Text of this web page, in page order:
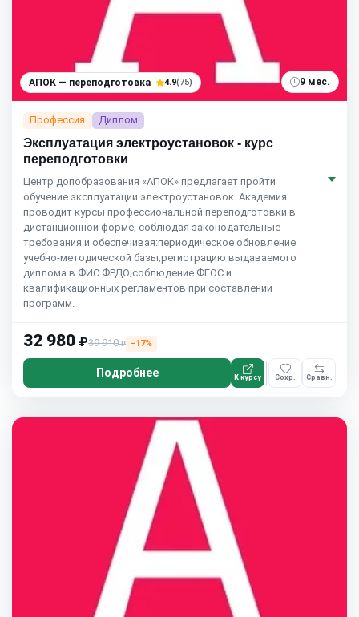
АПОК — переподготовка 4.9(75) 9 мес.
Профессия Диплом
Эксплуатация электроустановок - курс
переподготовки
Центр допобразования «АПОК» предлагает пройти
обучение эксплуатации электроустановок. Академия
проводит курсы профессиональной переподготовки в
дистанционной форме, соблюдая законодательные
требования и обеспечивая:периодическое обновление
учебно-методической базы;регистрацию выдаваемого
диплома в ФИС ФРДО;соблюдение ФГОС и
квалификационных регламентов при составлении
программ.
32 980 ₽39 910₽ −17%
Подробнее К курсу Сохр. Сравн.